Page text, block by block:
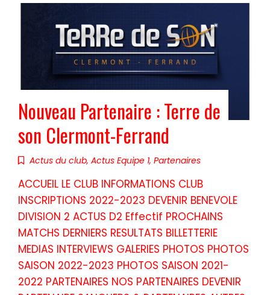
Nouveau Partenaire : Terre de
son Clermont-Ferrand
Actus du club, Actus Equipe 1, Partenaires
ACCUEIL LE CLUB INFORMATIONS CLUB
INSCRIPTIONS 2022-2023 DEVENIR BENEVOLE
DIVISION 2 ACTUS D2 Effectif PROCHAINS
MATCHS DERNIERS RESULTATS BILLETTERIE
MEDIAS INTERVIEWS GALERIES PHOTOS PHOTOS
SAISON 2022-2023 PHOTOS SAISON 2021-
2022 PARTENAIRES NOS PARTENAIRES DEVENIR